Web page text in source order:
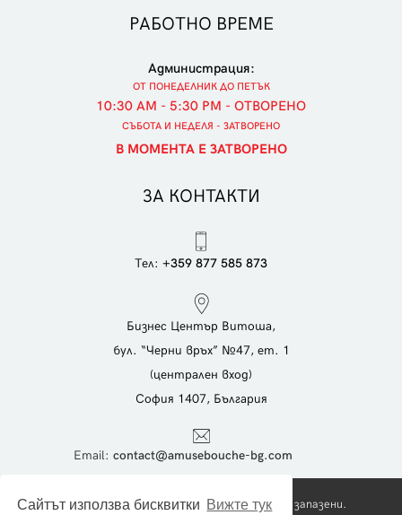
Сайтът използва бисквитки Вижте тук
РАБОТНО ВРЕМЕ
Администрация:
ОТ ПОНЕДЕЛНИК ДО ПЕТЪК
10:30 AM - 5:30 PM - ОТВОРЕНО
СЪБОТА И НЕДЕЛЯ - ЗАТВОРЕНО
В МОМЕНТА Е ЗАТВОРЕНО
ЗА КОНТАКТИ
Тел: +359 877 585 873
Бизнес Център Витоша,
бул. “Черни връх” №47, ет. 1
(централен вход)
София 1407, България
Еmail: contact@amusebouche-bg.com
Copyright © 2026 Foodies Ltd. Всички права запазени.